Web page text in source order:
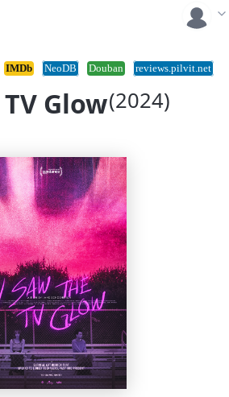
Glow (2024)
IMDb NeoDB Douban
reviews.pilvit.net